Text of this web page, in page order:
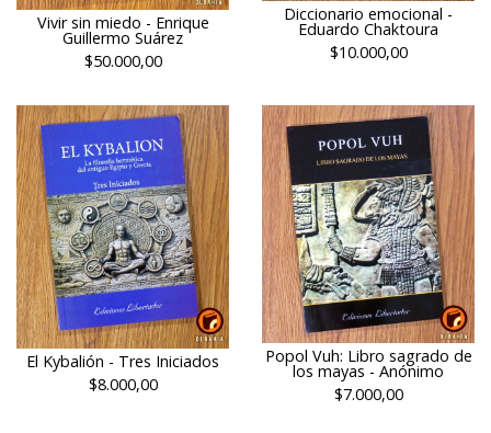
Vivir sin miedo - Enrique
Guillermo Suárez
$50.000,00
Diccionario emocional -
Eduardo Chaktoura
$10.000,00
El Kybalión - Tres Iniciados
$8.000,00
Popol Vuh: Libro sagrado de
los mayas - Anónimo
$7.000,00